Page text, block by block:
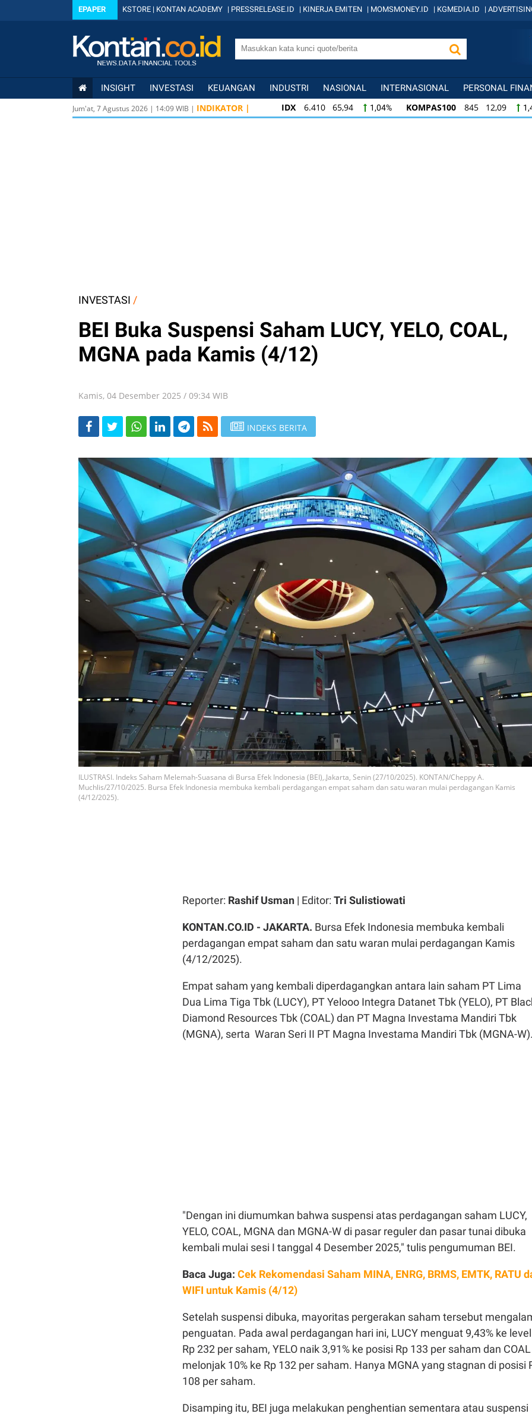
EPAPER KSTORE | KONTAN ACADEMY | PRESSRELEASE.ID | KINERJA EMITEN | MOMSMONEY.ID | KGMEDIA.ID |
INSIGHT INVESTASI KEUANGAN INDUSTRI NASIONAL INTERNASIONAL PERSONAL
Jum'at, 7 Agustus 2026 | 14:09WIB | INDIKATOR | IDX 6.410 65,94 1,04% KOMPAS100 845 12,09
KOMPAS100
845 12,09 1,45% LQ45 640 9,44
INVESTASI /
BEI Buka Suspensi Saham LUCY, YELO, COAL,
MGNA pada Kamis (4/12)
Kamis, 04 Desember 2025 / 09:34 WIB
INDEKS BERITA
ILUSTRASI. Indeks Saham Melemah-Suasana di Bursa Efek Indonesia (BEI),.Jakarta, Senin (27/10/2025). KONTAN/Cheppy A.
Muchlis/27/10/2025. Bursa Efek Indonesia membuka kembali perdagangan empat saham dan satu waran mulai perdagangan Kamis
(4/12/2025).
Reporter: Rashif Usman | Editor: Tri Sulistiowati
KONTAN.CO.ID - JAKARTA. Bursa Efek Indonesia membuka kembali
perdagangan empat saham dan satu waran mulai perdagangan Kamis
(4/12/2025).
Empat saham yang kembali diperdagangkan antara lain saham PT Lima
Dua Lima Tiga Tbk (LUCY), PT Yelooo Integra Datanet Tbk (YELO), PT
Diamond Resources Tbk (COAL) dan PT Magna Investama Mandiri Tbk
(MGNA), serta Waran Seri II PT Magna Investama Mandiri Tbk (MGNA-W).
"Dengan ini diumumkan bahwa suspensi atas perdagangan saham LUCY,
YELO, COAL, MGNA dan MGNA-W di pasar reguler dan pasar tunai dibuka
kembali mulai sesi I tanggal 4 Desember 2025," tulis pengumuman BEI.
Baca Juga: Cek Rekomendasi Saham MINA, ENRG, BRMS, EMTK, RATU
WIFI untuk Kamis (4/12)
Setelah suspensi dibuka, mayoritas pergerakan saham tersebut
penguatan. Pada awal perdagangan hari ini, LUCY menguat 9,43% ke level
Rp 232 per saham, YELO naik 3,91% ke posisi Rp 133 per saham dan COAL
melonjak 10% ke Rp 132 per saham. Hanya MGNA yang stagnan di posisi
108 per saham.
Disamping itu, BEI juga melakukan penghentian sementara atau suspensi